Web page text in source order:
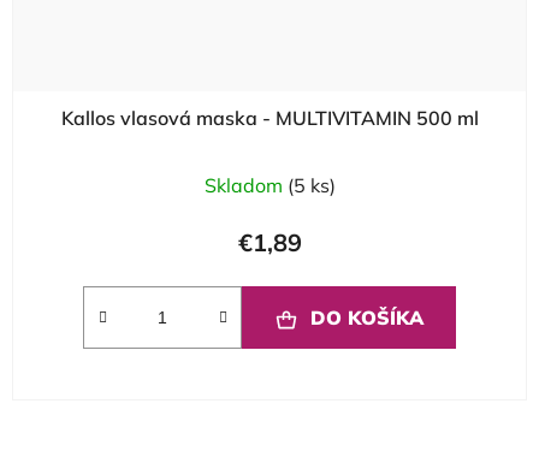
Kallos vlasová maska - MULTIVITAMIN 500 ml
Skladom (5 ks)
€1,89
DO KOŠÍKA